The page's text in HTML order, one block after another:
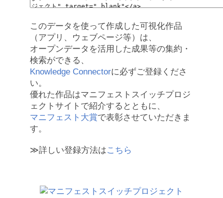
このデータを使って作成した可視化作品
（アプリ、ウェブページ等）は、
オープンデータを活用した成果等の集約・
検索ができる、
Knowledge Connectorに必ずご登録くださ
い。
優れた作品はマニフェストスイッチプロジ
ェクトサイトで紹介するとともに、
マニフェスト大賞で表彰させていただきま
す。
≫詳しい登録方法はこちら